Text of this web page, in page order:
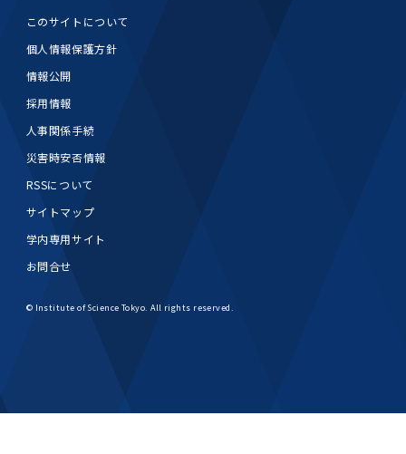
このサイトについて
個人情報保護方針
情報公開
採用情報
人事関係手続
災害時安否情報
RSSについて
サイトマップ
学内専用サイト
お問合せ
© Institute of Science Tokyo. All rights reserved.